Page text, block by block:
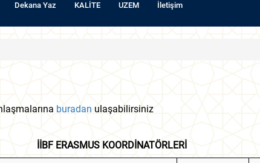
Dekana Yaz KALİTE UZEM İletişim
buradan ulaşabilirsiniz